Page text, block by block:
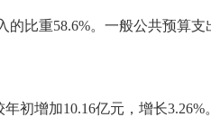
的比重58.6%。一般公共预算支
初增加10.16亿元，增长3.26%